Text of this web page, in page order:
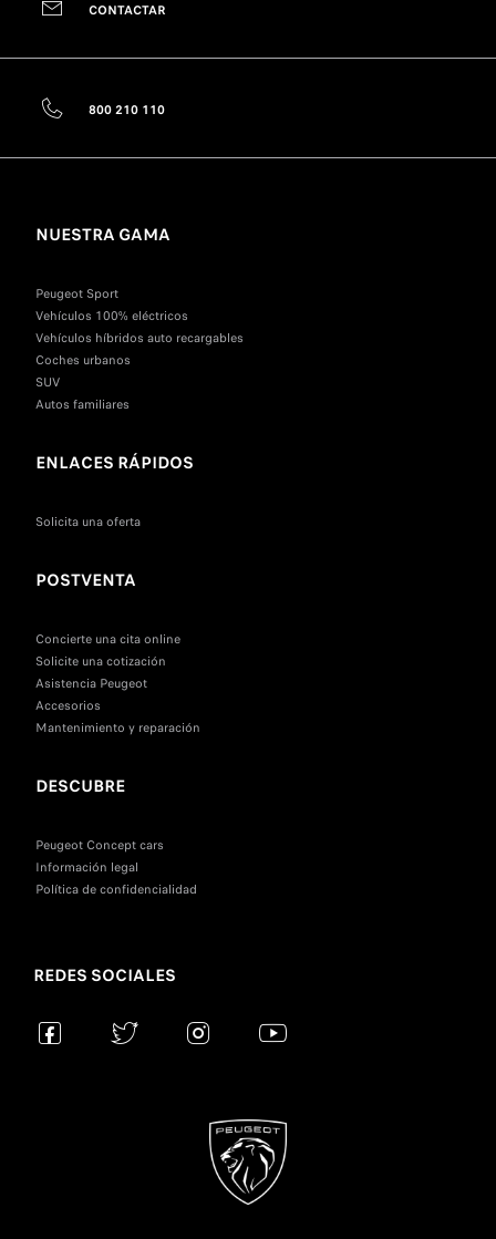
CONTACTAR
800 210 110
NUESTRA GAMA
Peugeot Sport
Vehículos 100% eléctricos
Vehículos híbridos auto recargables
Coches urbanos
SUV
Autos familiares
ENLACES RÁPIDOS
Solicita una oferta
POSTVENTA
Concierte una cita online
Solicite una cotización
Asistencia Peugeot
Accesorios
Mantenimiento y reparación
DESCUBRE
Peugeot Concept cars
Información legal
Política de confidencialidad
REDES SOCIALES